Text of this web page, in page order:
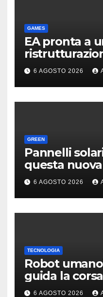
GAMES
EA pronta a
licenziamenti)
alla Borsa?
6 AGOSTO 2026
GREEN
Pannelli
questa
rende molto
6 AGOSTO 2026
TECNOLOGIA
Robot
guida la
restano
6 AGOSTO 2026